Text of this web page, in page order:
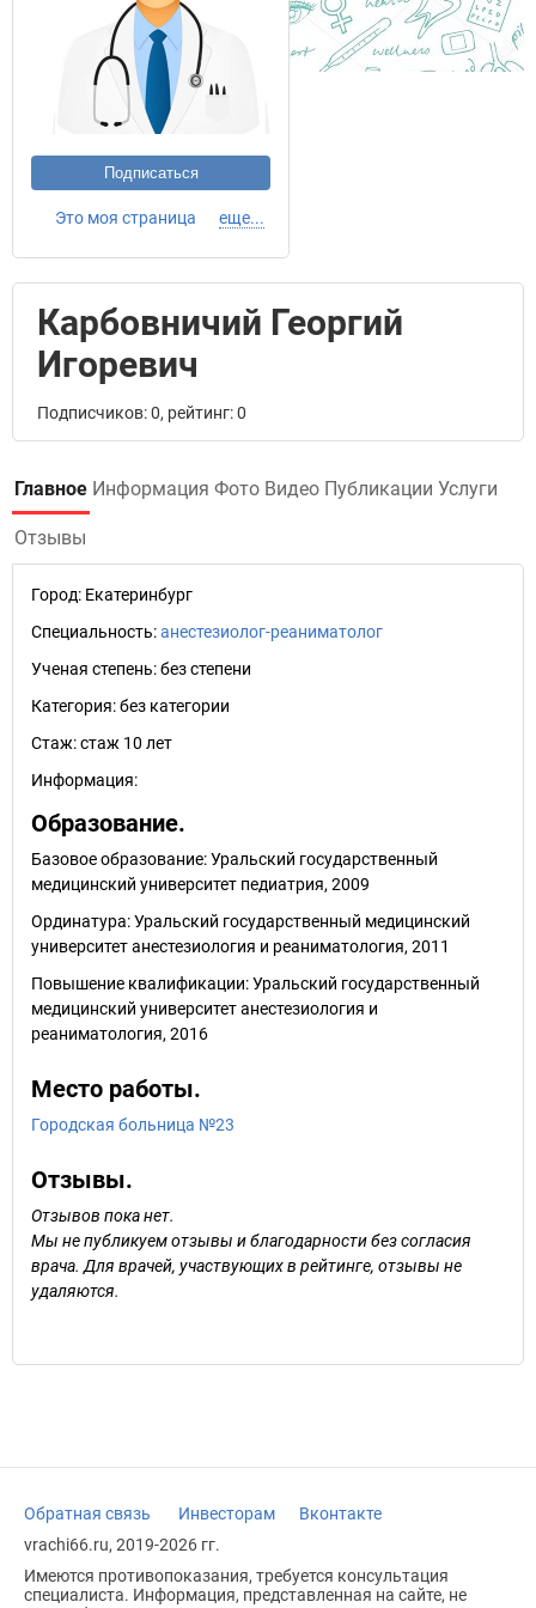
Подписаться
Это моя страница еще...
Карбовничий Георгий
Игоревич
Подписчиков: 0, рейтинг: 0
Главное Информация Фото Видео Публикации Услуги
Отзывы
Город: Екатеринбург
Специальность:анестезиолог-реаниматолог
Ученая степень:без степени
Категория:без категории
Стаж:стаж 10 лет
Информация:
Образование.
Базовое образование: Уральский государственный
медицинский университет педиатрия, 2009
Ординатура: Уральский государственный медицинский
университет анестезиология и реаниматология, 2011
Повышение квалификации: Уральский государственный
медицинский университет анестезиология и
реаниматология, 2016
Место работы.
Городская больница №23
Отзывы.
Отзывов пока нет.
Мы не публикуем отзывы и благодарности без согласия
врача. Для врачей, участвующих в рейтинге, отзывы не
удаляются.
Обратная связь Инвесторам
Вконтакте
vrachi66.ru, 2019-2026 гг.
Имеются противопоказания, требуется консультация
специалиста. Информация, представленная на сайте, не